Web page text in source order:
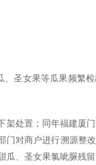
圣女果等瓜果频繁
架处置；同年福建厦
门对商户进行溯源整
瓜、圣女果氯呲脲残